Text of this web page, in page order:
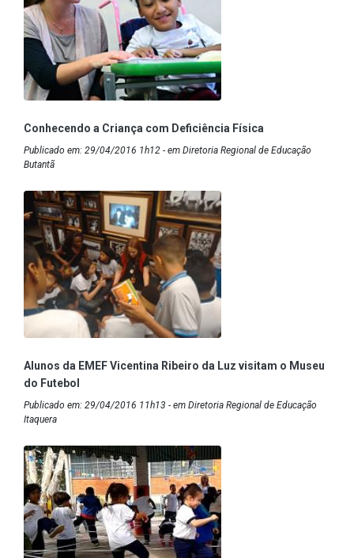
Conhecendo a Criança com Deficiência Física
Publicado em: 29/04/2016 1h12 - em Diretoria Regional de Educação
Butantã
Alunos da EMEF Vicentina Ribeiro da Luz visitam o Museu
do Futebol
Publicado em: 29/04/2016 11h13 - em Diretoria Regional de Educação
Itaquera